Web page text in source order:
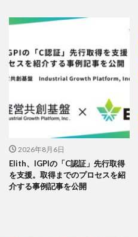
2026年8月6日
Elith、IGPIの「C認証」先行取得
を支援。取得までのプロセスを紹
介する事例記事を公開